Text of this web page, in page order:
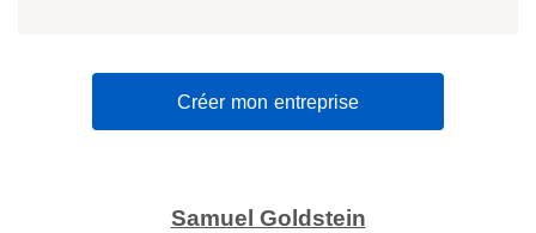
Créer mon entreprise
Samuel Goldstein